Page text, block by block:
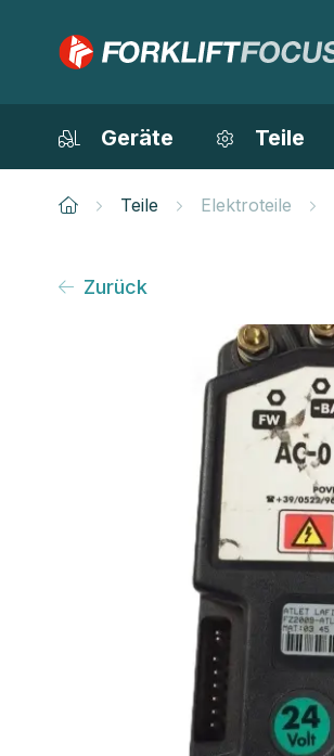
Geräte Teile
Teile Elektroteile
Zurück